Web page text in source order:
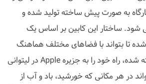
به صورت پیش ساخته تولید شده و
ساختار این کابین بر اساس یک
تا بتواند با فضاهای مختلف هماهنگ
شود. اولین کابین ساخته شده، راه خود را به جزیره Apple در لیتوانی
در هر مکانی که خورشید، باد و آب از